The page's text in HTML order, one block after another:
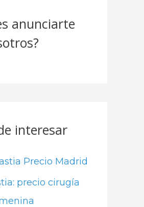
anunciarte
interesar
Precio Madrid
precio cirugía